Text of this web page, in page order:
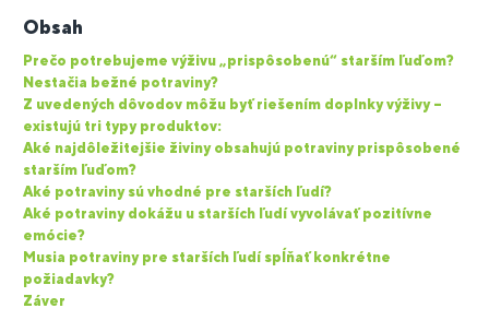
Obsah
Prečo potrebujeme výživu „prispôsobenú“ starším ľuďom?
Nestačia bežné potraviny?
Z uvedených dôvodov môžu byť riešením doplnky výživy –
existujú tri typy produktov:
Aké najdôležitejšie živiny obsahujú potraviny prispôsobené
starším ľuďom?
Aké potraviny sú vhodné pre starších ľudí?
Aké potraviny dokážu u starších ľudí vyvolávať pozitívne
emócie?
Musia potraviny pre starších ľudí spĺňať konkrétne
požiadavky?
Záver